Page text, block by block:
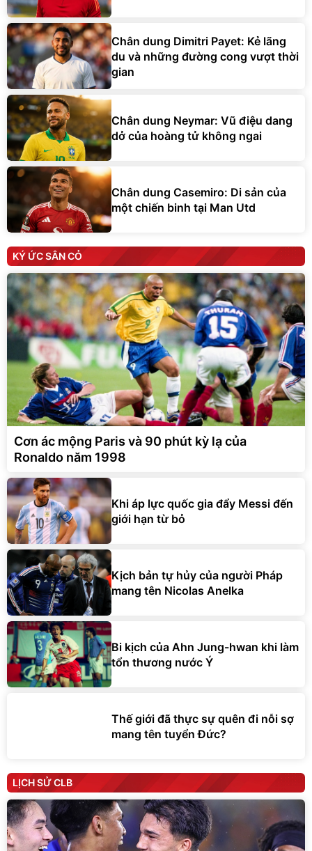
Chân dung Dimitri Payet: Kẻ lãng
du và những đường cong vượt thời
gian
Chân dung Neymar: Vũ điệu dang
dở của hoàng tử không ngai
Chân dung Casemiro: Di sản của
một chiến binh tại Man Utd
KÝ ỨC SÂN CỎ
Cơn ác mộng Paris và 90 phút kỳ lạ của
Ronaldo năm 1998
Khi áp lực quốc gia đẩy Messi đến
giới hạn từ bỏ
Kịch bản tự hủy của người Pháp
mang tên Nicolas Anelka
Bi kịch của Ahn Jung-hwan khi làm
tổn thương nước Ý
Thế giới đã thực sự quên đi nỗi sợ
mang tên tuyển Đức?
LỊCH SỬ CLB